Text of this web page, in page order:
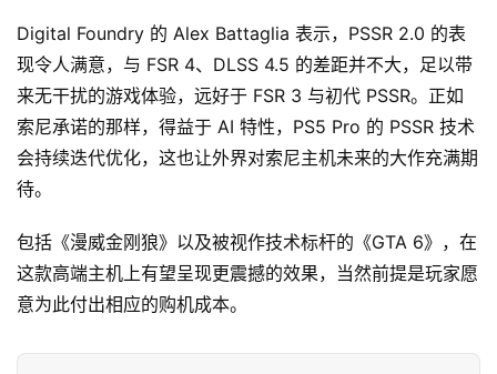
原
创
专
栏
行
动
态
Digital Foundry 的 Alex Battaglia 表示，PSSR 2.0 的表
现令人满意，与 FSR 4、DLSS 4.5 的差距并不大，足以带
来无干扰的游戏体验，远好于 FSR 3 与初代 PSSR。正如
索尼承诺的那样，得益于 AI 特性，PS5 Pro 的 PSSR 技术
会持续迭代优化，这也让外界对索尼主机未来的大作充满期
待。
包括《漫威金刚狼》以及被视作技术标杆的《GTA 6》，在
这款高端主机上有望呈现更震撼的效果，当然前提是玩家愿
意为此付出相应的购机成本。